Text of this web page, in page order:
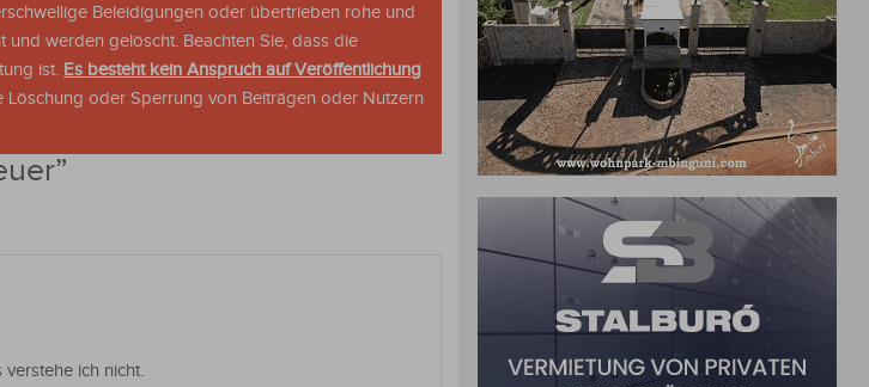
Beleidigungen oder übertrieben rohe und
und werden gelöscht. Beachten Sie, dass die
ist. Es besteht kein Anspruch auf Veröffentlichung
Löschung oder Sperrung von Beiträgen oder Nutzern
”
ich nicht.